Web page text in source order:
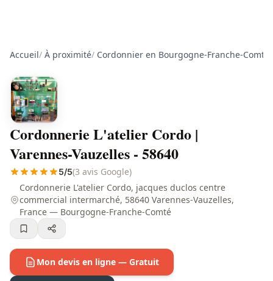
Accueil/ À proximité/ Cordonnier en Bourgogne-Franche-Comté
Cordonnerie L'atelier Cordo |
Varennes-Vauzelles - 58640
5/5(3 avis Google)
Cordonnerie L'atelier Cordo, jacques duclos centre
commercial intermarché, 58640 Varennes-Vauzelles,
France — Bourgogne-Franche-Comté
Mon devis en ligne — Gratuit